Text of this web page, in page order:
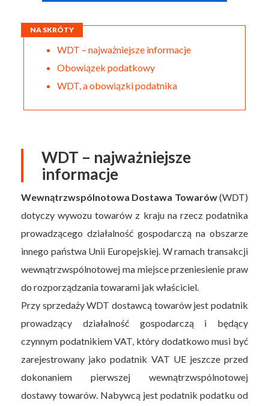
NA SKRÓTY
WDT – najważniejsze informacje
Obowiązek podatkowy
WDT, a obowiązki podatnika
WDT – najważniejsze
informacje
Wewnątrzwspólnotowa Dostawa Towarów(WDT)
dotyczy wywozu towarów z kraju na rzecz podatnika
prowadzącego działalność gospodarczą na obszarze
innego państwa Unii Europejskiej. W ramach transakcji
wewnątrzwspólnotowej ma miejsce przeniesienie praw
do rozporządzania towarami jak właściciel.
Przy sprzedaży WDT dostawcą towarów jest podatnik
prowadzący działalność gospodarczą i będący
czynnym podatnikiem VAT, który dodatkowo musi być
zarejestrowany jako podatnik VAT UE jeszcze przed
dokonaniem pierwszej wewnątrzwspólnotowej
dostawy towarów. Nabywcą jest podatnik podatku od